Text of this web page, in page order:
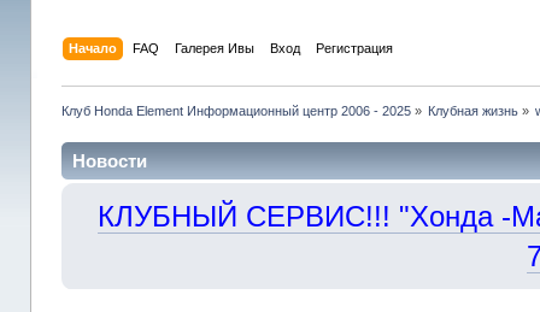
Начало FAQ Галерея Ивы Вход Регистрация
Клуб Honda Element Информационный центр 2006 - 2025» Клубная жизнь »
Новости
КЛУБНЫЙ СЕРВИС!!! "Хонда -